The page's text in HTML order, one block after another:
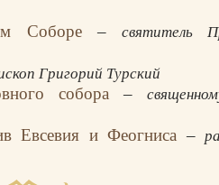
Соборе– святитель
Григорий Турский
собора–
Евсевия и Феогниса–